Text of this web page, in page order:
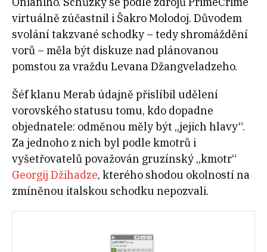
virtuálně zúčastnil i Šakro Molodoj. Důvodem
svolání takzvané schodky – tedy shromáždění
vorů – měla být diskuze nad plánovanou
pomstou za vraždu Levana Džangveladzeho.
Šéf klanu Merab údajně přislíbil udělení
vorovského statusu tomu, kdo dopadne
objednatele: odměnou měly být „jejich hlavy“.
Za jednoho z nich byl podle kmotrů i
vyšetřovatelů považován gruzínský „kmotr“
Georgij Džihadze, kterého shodou okolností na
zmíněnou italskou schodku nepozvali.